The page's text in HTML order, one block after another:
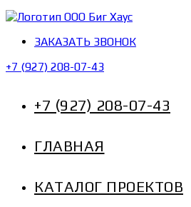
ЗАКАЗАТЬ ЗВОНОК
+7 (927) 208-07-43
+7 (927) 208-07-43
ГЛАВНАЯ
КАТАЛОГ ПРОЕКТОВ